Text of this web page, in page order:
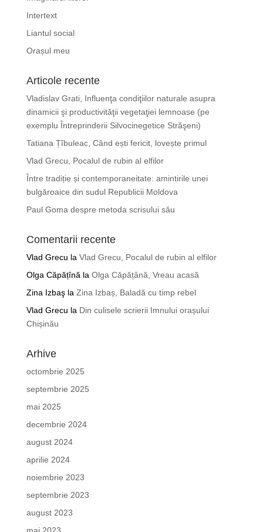
Intertext
Liantul social
Orașul meu
Articole recente
Vladislav Grati, Influenţa condiţiilor naturale asupra
dinamicii şi productivităţii vegetaţiei lemnoase (pe
exemplu Întreprinderii Silvocinegetice Străşeni)
Tatiana Țîbuleac, Când ești fericit, lovește primul
Vlad Grecu, Pocalul de rubin al elfilor
Între tradiție și contemporaneitate: amintirile unei
bulgăroaice din sudul Republicii Moldova
Paul Goma despre metoda scrisului său
Comentarii recente
Vlad Grecu la Vlad Grecu, Pocalul de rubin al elfilor
Olga Căpățînă la Olga Căpățână, Vreau acasă
Zina Izbaşla Zina Izbaș, Baladă cu timp rebel
Vlad Grecu la Din culisele scrierii Imnului orașului
Chișinău
Arhive
octombrie 2025
septembrie 2025
mai 2025
decembrie 2024
august 2024
aprilie 2024
noiembrie 2023
septembrie 2023
august 2023